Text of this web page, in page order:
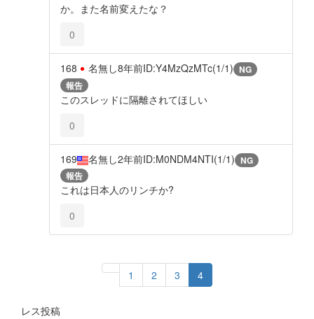
か。また名前変えたな？
0
168 名無し8年前ID:Y4MzQzMTc(1/1) NG
報告
このスレッドに隔離されてほしい
0
169 名無し2年前ID:M0NDM4NTI(1/1) NG
報告
これは日本人のリンチか?
0
1 2 3 4
レス投稿